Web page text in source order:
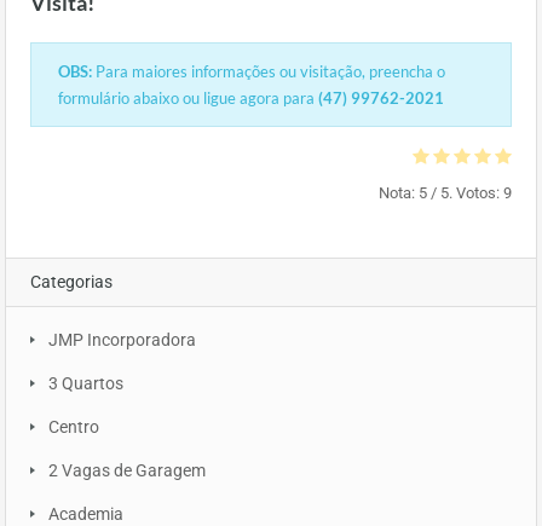
OBS: Para maiores informações ou visitação, preencha o
formulário abaixo ou ligue agora para (47) 99762-2021
Nota: 5 / 5. Votos: 9
Categorias
JMP Incorporadora
3 Quartos
Centro
2 Vagas de Garagem
Academia